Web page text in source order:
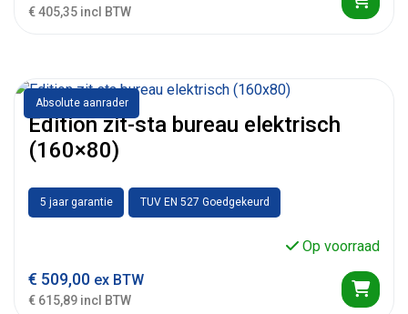
€ 405,35 incl BTW
Absolute aanrader
Edition zit-sta bureau elektrisch
(160×80)
5 jaar garantie TUV EN 527 Goedgekeurd
Op voorraad
€ 509,00 ex BTW
€ 615,89 incl BTW